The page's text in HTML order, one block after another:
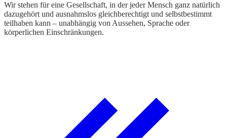
Wir stehen für eine Gesellschaft, in der jeder Mensch ganz natürlich
dazugehört und ausnahmslos gleichberechtigt und selbstbestimmt
teilhaben kann – unabhängig von Aussehen, Sprache oder
körperlichen Einschränkungen.